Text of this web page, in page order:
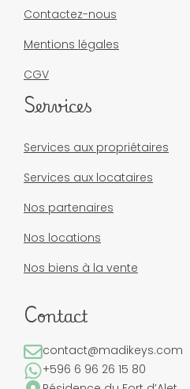
Contactez-nous
Mentions légales
CGV
Services
Services aux propriétaires
Services aux locataires
Nos partenaires
Nos locations
Nos biens à la vente
Contact
contact@madikeys.com
+596 6 96 26 15 80